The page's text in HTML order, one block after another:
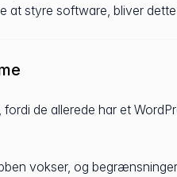
at styre software, bliver
de allerede har et
vokser, og